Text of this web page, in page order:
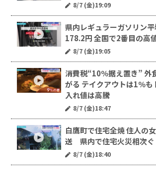
8/7 (金)19:09
県内レギュラーガソリン
178.2円 全国で2番目の高
8/7 (金)19:05
消費税“10％据え置き” 外
がる テイクアウトは1％も
入れ値は高騰
8/7 (金)18:47
白鷹町で住宅全焼 住人の
送 県内で住宅火災相次ぐ
8/7 (金)18:40